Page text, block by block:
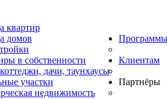
квартир
домов
в собственности
дачи, таунхаусы
участки
недвижимость
Программы
Клиентам
Партнёры